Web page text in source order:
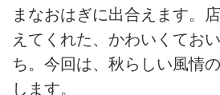
まなおはぎに出合えます。
えてくれた、かわいくてお
ち。今回は、秋らしい風情
します。